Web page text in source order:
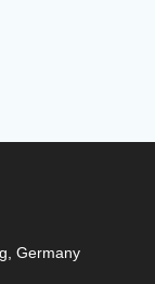
Germany